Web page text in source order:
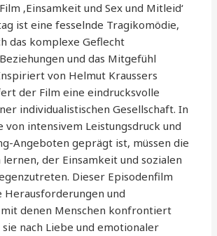
‚Einsamkeit und Sex und Mitleid‘
ist eine fesselnde Tragikomödie,
das komplexe Geflecht
und das Mitgefühl
von Helmut Kraussers
der Film eine eindrucksvolle
individualistischen Gesellschaft. In
von intensivem Leistungsdruck und
Angeboten geprägt ist, müssen die
der Einsamkeit und sozialen
Dieser Episodenfilm
Herausforderungen und
denen Menschen konfrontiert
nach Liebe und emotionaler